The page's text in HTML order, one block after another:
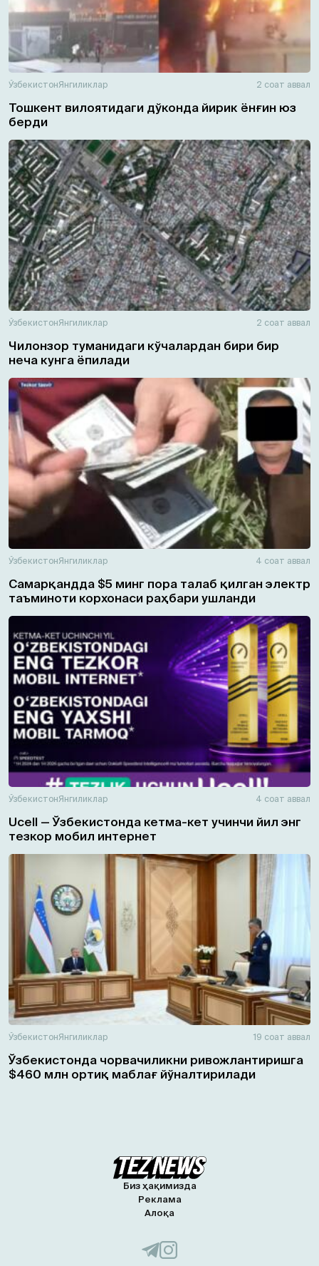
ЎзбекистонЯнгиликлар 2 соат аввал
Тошкент вилоятидаги дўконда йирик ёнғин юз
берди
ЎзбекистонЯнгиликлар 2 соат аввал
Чилонзор туманидаги кўчалардан бири бир
неча кунга ёпилади
ЎзбекистонЯнгиликлар 4 соат аввал
Самарқандда $5 минг пора талаб қилган электр
таъминоти корхонаси раҳбари ушланди
ЎзбекистонЯнгиликлар 4 соат аввал
Ucell — Ўзбекистонда кетма-кет учинчи йил энг
тезкор мобил интернет
ЎзбекистонЯнгиликлар 19 соат аввал
Ўзбекистонда чорвачиликни ривожлантиришга
$460 млн ортиқ маблағ йўналтирилади
Биз ҳақимизда
Реклама
Алоқа